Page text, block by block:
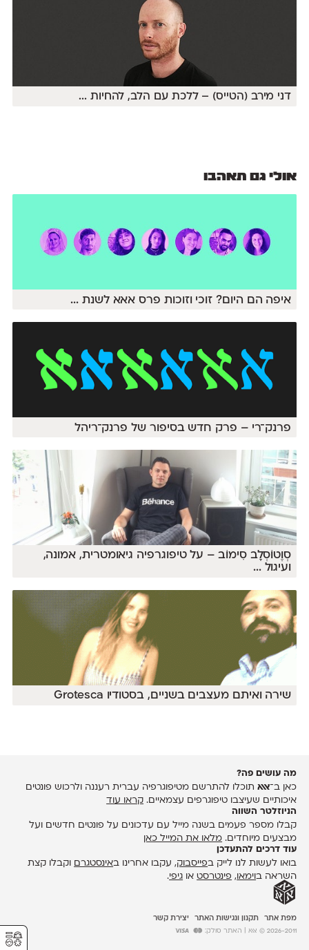
דני מירב (הטייס) – ללכת עם הלב, להחיות ...
אולי גם תאהבו
איפה הם היום? זוכי וזוכות פרס אאא לשנת ...
פרנק־רי – פרק חדש בסיפור של פרנק־ריהל
סְוֶטוֹסְלָב סִימוֹב – על טיפוגרפיה גיאומטרית, אמונה,
ועיגול ...
שירה ואיתם מעצבים בשניים, בסטודיו Grotesca
מה עושים פה?
כאן ב־אאאתוכלו להתרשם מטיפוגרפיה עברית רעננה ולרכוש פונטים
איכותיים שעיצבו טיפוגרפים עצמאיים. קראו עוד
הניוזלטר השווה
קבלו מספר פעמים בשנה מייל עם עדכונים על פונטים חדשים ועל
מבצעים מיוחדים. מלאו את המייל כאן
עוד דרכים להתעדכן
בואו לעשות לנו לייק בפייסבוק, עקבו אחרינו באינסטגרם וקבלו קצת
השראה בוימאו, פינטרסטאו גיפי.
מפת אתר תקנון ונגישות האתר יצירת קשר
2026-2011 © אאא | האתר סולק: ⚥︎